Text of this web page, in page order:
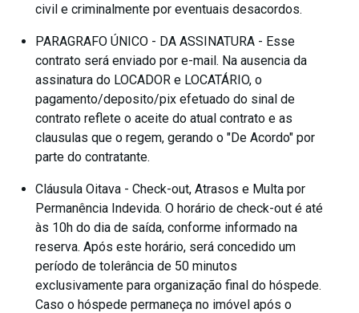
civil e criminalmente por eventuais desacordos.
PARAGRAFO ÚNICO - DA ASSINATURA - Esse
contrato será enviado por e-mail. Na ausencia da
assinatura do LOCADOR e LOCATÁRIO, o
pagamento/deposito/pix efetuado do sinal de
contrato reflete o aceite do atual contrato e as
clausulas que o regem, gerando o "De Acordo" por
parte do contratante.
Cláusula Oitava - Check-out, Atrasos e Multa por
Permanência Indevida. O horário de check-out é até
às 10h do dia de saída, conforme informado na
reserva. Após este horário, será concedido um
período de tolerância de 50 minutos
exclusivamente para organização final do hóspede.
Caso o hóspede permaneça no imóvel após o